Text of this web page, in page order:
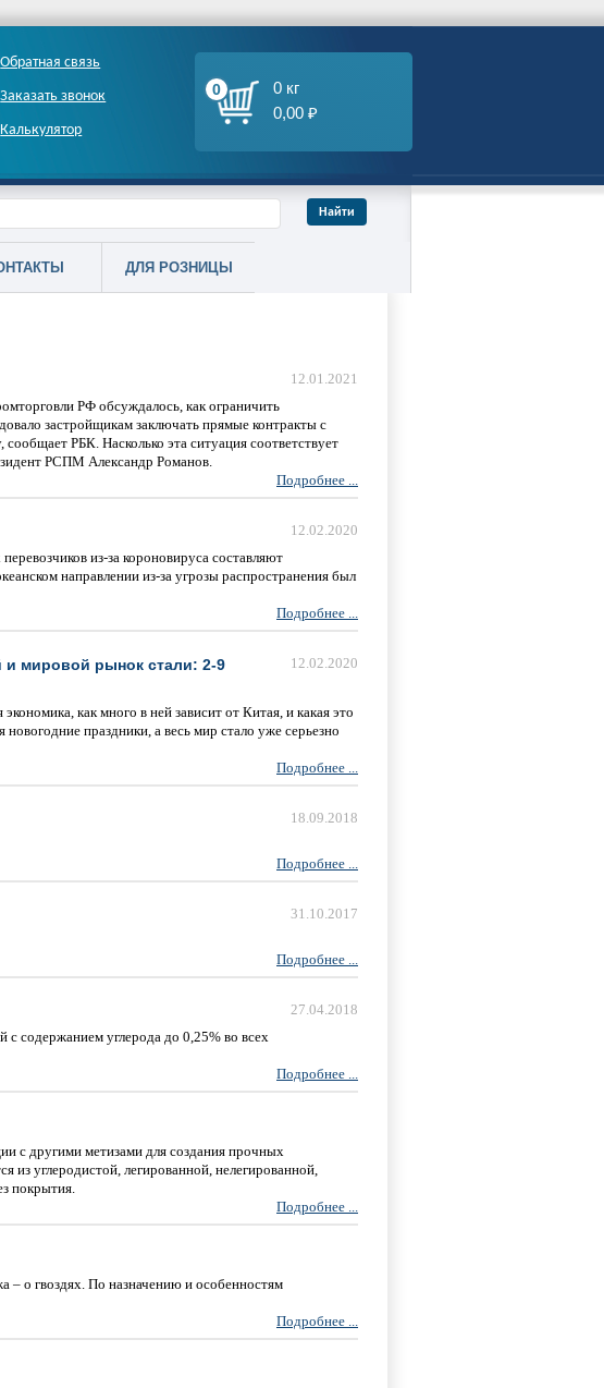
Обратная связь
Заказать звонок
Калькулятор
0
0 кг
0,00 ₽
ДЛЯ РОЗНИЦЫ
12.01.2021
РФ обсуждалось, как ограничить
застройщикам заключать прямые контракты с
РБК. Насколько эта ситуация соответствует
РСПМ Александр Романов.
Подробнее ...
12.02.2020
из-за короновируса составляют
направлении из-за угрозы распространения был
Подробнее ...
12.02.2020
мировой рынок стали: 2-9
как много в ней зависит от Китая, и какая это
праздники, а весь мир стало уже серьезно
Подробнее ...
18.09.2018
Подробнее ...
31.10.2017
Подробнее ...
27.04.2018
с содержанием углерода до 0,25% во всех
Подробнее ...
с другими метизами для создания прочных
углеродистой, легированной, нелегированной,
покрытия.
Подробнее ...
– о гвоздях. По назначению и особенностям
Подробнее ...